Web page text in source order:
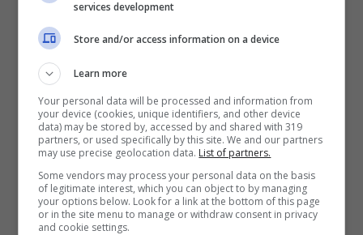
difficoltà degli ultimi anni: “
anni l’unica cosa di cui avrei potuto
parlareerano i miei infortuni. Arrivo da un
periodo che mi ha letteralmente logorato.
Volevo staccare da tutto. A inizio 2025 ho
avuto un grosso problema, sono stati
momenti spiacevoli. Avevo toccato il fondo,
all’improvviso mi capitava di andare in
palestra per allenarmi e più volte
services development
Store and/or access information on a device
Learn more
Your personal data will be processed and information from
your device (cookies, unique identifiers, and other device
data) may be stored by, accessed by and shared with 319
partners, or used specifically by this site. We and our partners
may use precise geolocation data. List of partners.
Some vendors may process your personal data on the basis
of legitimate interest, which you can object to by managing
your options below. Look for a link at the bottom of this page
or in the site menu to manage or withdraw consent in privacy
and cookie settings.